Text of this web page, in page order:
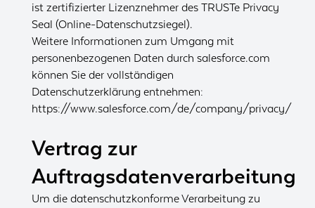
ist zertifizierter Lizenznehmer des TRUSTe Privacy
Seal (Online-Datenschutzsiegel).
Weitere Informationen zum Umgang mit
personenbezogenen Daten durch salesforce.com
können Sie der vollständigen
Datenschutzerklärung entnehmen:
https://www.salesforce.com/de/company/privacy/
Vertrag zur
Auftragsdatenverarbeitung
Um die datenschutzkonforme Verarbeitung zu